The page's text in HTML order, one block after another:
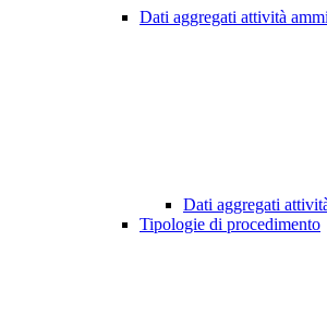
Dati aggregati attività
Dati aggregati
Tipologie di procedimento